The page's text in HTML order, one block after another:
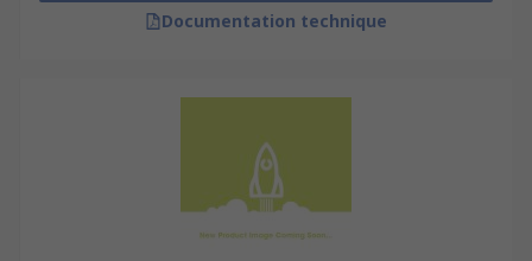
Documentation technique